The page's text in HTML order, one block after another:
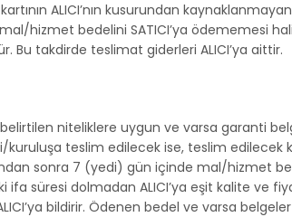
ALICI’nın kusurundan
hizmet bedelini SATICI’ya ödememesi
Bu takdirde teslimat giderleri ALICI’ya aittir.
niteliklere uygun ve varsa garanti
teslim edilecek ise, teslim
sonra 7 (yedi) gün içinde mal/hizmet
ifa süresi dolmadan ALICI’ya eşit kalite ve
bildirir. Ödenen bedel ve varsa